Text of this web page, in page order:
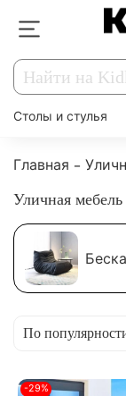
Столы и стулья
Главная
Уличная
-29%